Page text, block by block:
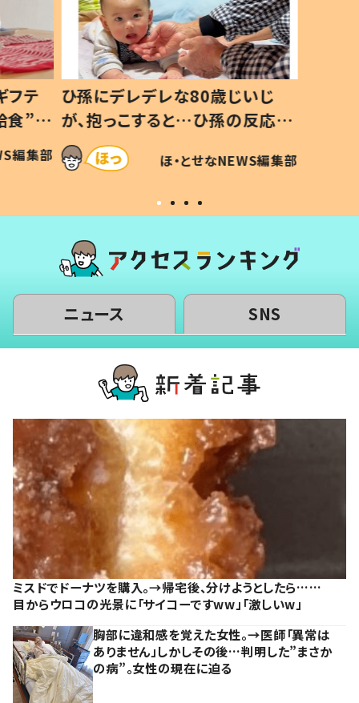
じ
応に
方な
編集部
生後8ヶ月で亡くなった息子 約
3年半後、当時の妻の日記に書い
てあった本音とは
ほ・とせなNEWS編集部
ニュース SNS
ミスドでドーナツを購入。→帰宅後、分けようとしたら……
目からウロコの光景に「サイコーですww」「激しいw」
胸部に違和感を覚えた女性。→医師「異常は
ありません」しかしその後…判明した”まさか
の病”。女性の現在に迫る